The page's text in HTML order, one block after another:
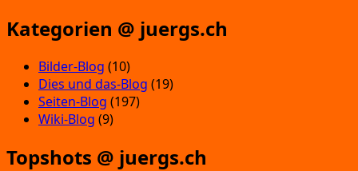
Kategorien @ juergs.ch
Bilder-Blog (10)
Dies und das-Blog (19)
Seiten-Blog (197)
Wiki-Blog (9)
Topshots @ juergs.ch